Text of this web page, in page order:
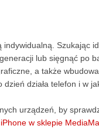
Szukając
lub sięgnąć po
a także
działa telefon i w
urządzeń, by
w sklepie